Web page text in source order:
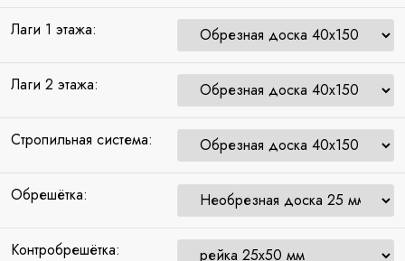
Лаги 1 этажа:
Лаги 2 этажа:
Стропильная система:
Обрешётка:
Контробрешётка: